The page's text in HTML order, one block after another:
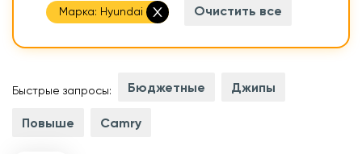
Марка: Hyundai Очистить все
Быстрые запросы: Бюджетные Джипы
Повыше Camry